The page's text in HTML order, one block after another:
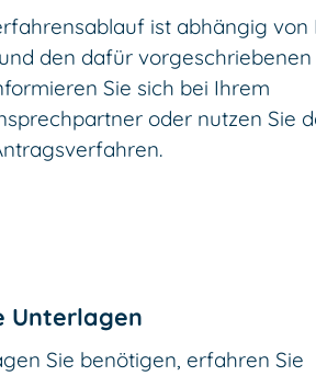
ist abhängig von
den dafür vorgeschriebenen
Sie sich bei Ihrem
oder nutzen Sie
Unterlagen
Sie benötigen, erfahren Sie